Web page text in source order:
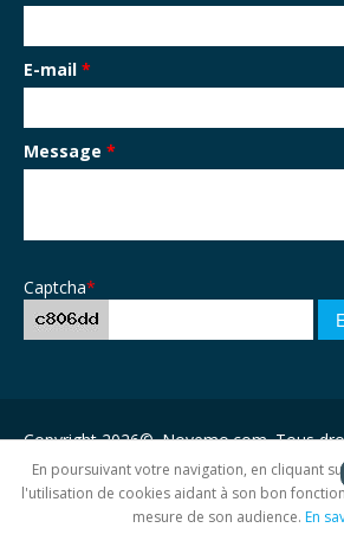
E-mail *
Message *
Captcha*
Copyright 2026©. Novemo.com. Tous
site
En poursuivant votre navigation, en cliquant
l'utilisation de cookies aidant à son bon
mesure de son audience. En